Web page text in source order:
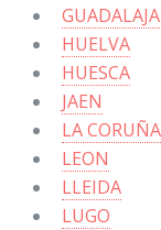
HUELVA
HUESCA
JAEN
LA CORUÑA
LEON
LLEIDA
LUGO